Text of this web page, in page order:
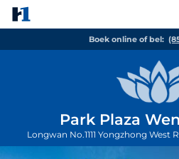
Boek online of bel:
Park Plaza
Longwan No.1111 Yongzhong West